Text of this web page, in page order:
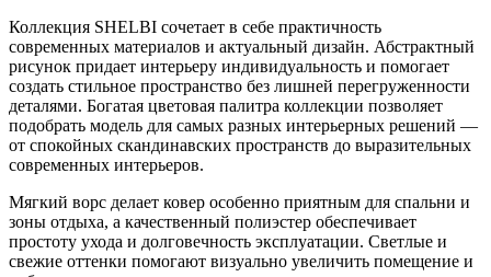
Коллекция SHELBI сочетает в себе практичность
современных материалов и актуальный дизайн. Абстрактный
рисунок придает интерьеру индивидуальность и помогает
создать стильное пространство без лишней перегруженности
деталями. Богатая цветовая палитра коллекции позволяет
подобрать модель для самых разных интерьерных решений —
от спокойных скандинавских пространств до выразительных
современных интерьеров.
Мягкий ворс делает ковер особенно приятным для спальни и
зоны отдыха, а качественный полиэстер обеспечивает
простоту ухода и долговечность эксплуатации. Светлые и
свежие оттенки помогают визуально увеличить помещение и